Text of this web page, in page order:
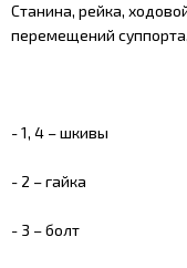
Станина, рейка,
перемещений
- 1, 4 – шкивы
- 2 – гайка
- 3 – болт